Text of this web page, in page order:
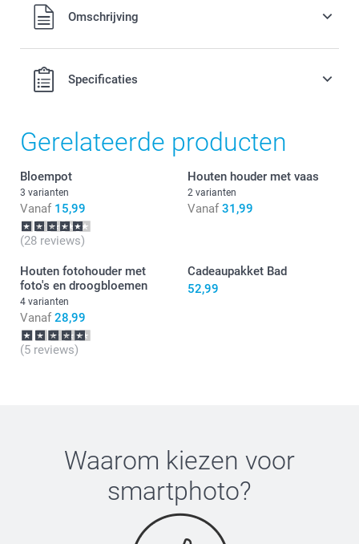
Alle prijzen zijn in EURO (€) inclusief BTW en exclusief
verzendkosten.Omschrijving
Specificaties
Gerelateerde producten
Bloempot
3 varianten
Vanaf 15,99
(28 reviews)
Houten houder met vaas
2 varianten
Vanaf 31,99
Houten fotohouder met
foto's en droogbloemen
4 varianten
Vanaf 28,99
(5 reviews)
Cadeaupakket Bad
52,99
Waarom kiezen voor
smartphoto?